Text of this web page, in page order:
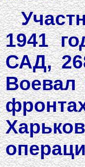
1941
САД,
Воевал